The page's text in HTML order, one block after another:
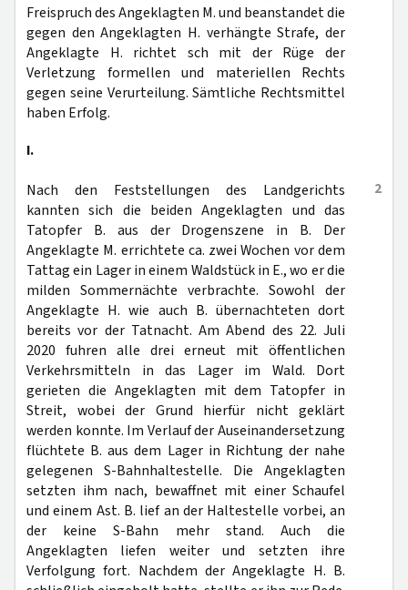
Freispruch des Angeklagten M. und beanstandet die
gegen den Angeklagten H. verhängte Strafe, der
Angeklagte H. richtet sch mit der Rüge der
Verletzung formellen und materiellen Rechts
gegen seine Verurteilung. Sämtliche Rechtsmittel
haben Erfolg.
I.
2
Nach den Feststellungen des Landgerichts
kannten sich die beiden Angeklagten und das
Tatopfer B. aus der Drogenszene in B. Der
Angeklagte M. errichtete ca. zwei Wochen vor dem
Tattag ein Lager in einem Waldstück in E., wo er die
milden Sommernächte verbrachte. Sowohl der
Angeklagte H. wie auch B. übernachteten dort
bereits vor der Tatnacht. Am Abend des 22. Juli
2020 fuhren alle drei erneut mit öffentlichen
Verkehrsmitteln in das Lager im Wald. Dort
gerieten die Angeklagten mit dem Tatopfer in
Streit, wobei der Grund hierfür nicht geklärt
werden konnte. Im Verlauf der Auseinandersetzung
flüchtete B. aus dem Lager in Richtung der nahe
gelegenen S-Bahnhaltestelle. Die Angeklagten
setzten ihm nach, bewaffnet mit einer Schaufel
und einem Ast. B. lief an der Haltestelle vorbei, an
der keine S-Bahn mehr stand. Auch die
Angeklagten liefen weiter und setzten ihre
Verfolgung fort. Nachdem der Angeklagte H. B.